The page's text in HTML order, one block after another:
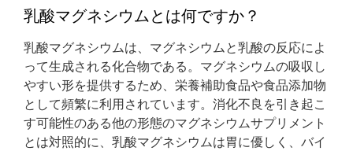
乳酸マグネシウムとは何ですか？
乳酸マグネシウムは、マグネシウムと乳酸の反応によ
って生成される化合物である。マグネシウムの吸収し
やすい形を提供するため、栄養補助食品や食品添加物
として頻繁に利用されています。消化不良を引き起こ
す可能性のある他の形態のマグネシウムサプリメント
とは対照的に、乳酸マグネシウムは胃に優しく、バイ